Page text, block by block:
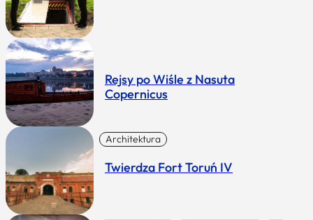
Rejsy po Wiśle z Nasuta
Copernicus
Architektura
Twierdza Fort Toruń IV